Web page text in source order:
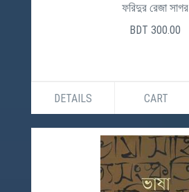
ফরিদুর রেজা সাগর
BDT 300.00
DETAILS CART